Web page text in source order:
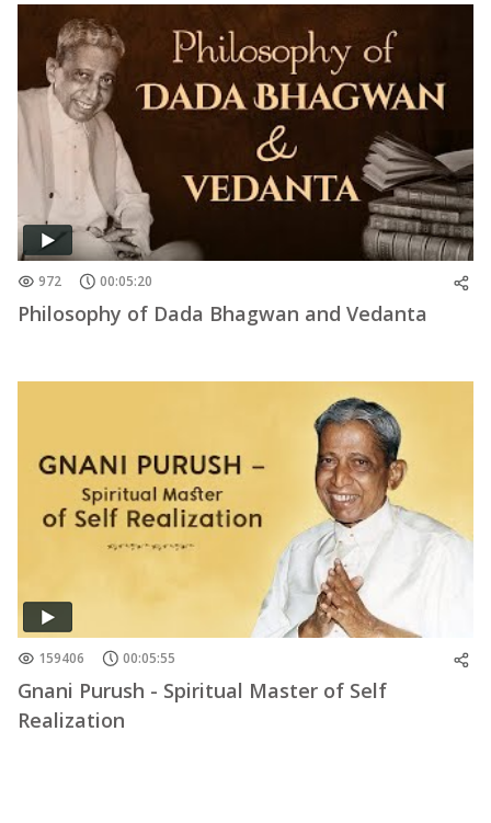
972 00:05:20
Philosophy of Dada Bhagwan and Vedanta
159406 00:05:55
Gnani Purush - Spiritual Master of Self
Realization